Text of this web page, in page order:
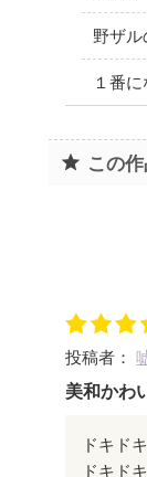
野ザ
１番
この
投稿者：
美和かわ
ドキド